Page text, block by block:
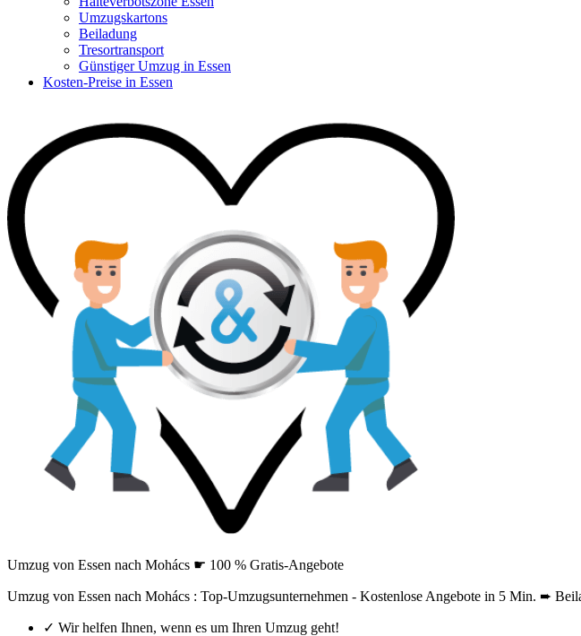
Umzugskartons
Beiladung
Tresortransport
Günstiger Umzug in Essen
Kosten-Preise in Essen
Umzug von Essen nach Mohács ☛ 100 % Gratis-Angebote
Umzug von Essen nach Mohács : Top-Umzugsunternehmen - Kostenlose Angebote in 5 Min. ➨
✓ Wir helfen Ihnen, wenn es um Ihren Umzug geht!